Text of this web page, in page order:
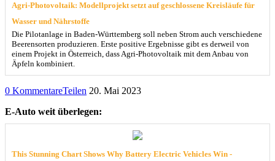
Agri-Photovoltaik: Modellprojekt setzt auf geschlossene Kreisläufe für
Wasser und Nährstoffe
Die Pilotanlage in Baden-Württemberg soll neben Strom auch verschiedene
Beerensorten produzieren. Erste positive Ergebnisse gibt es derweil von
einem Projekt in Österreich, dass Agri-Photovoltaik mit dem Anbau von
Äpfeln kombiniert.
0 KommentareTeilen 20. Mai 2023
E-Auto weit überlegen:
This Stunning Chart Shows Why Battery Electric Vehicles Win -